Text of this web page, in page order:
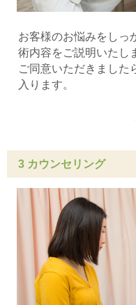
お客様のお悩みをしっ
術内容をご説明いたし
ご同意いただきました
入ります。
3 カウンセリング